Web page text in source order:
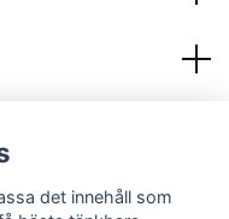
det innehåll som